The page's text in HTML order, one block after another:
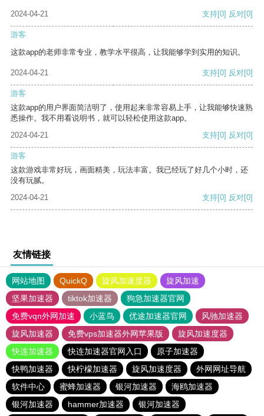
2024-04-21 支持[0] 反对[0]
游客
这款app的老师非常专业，教学水平很高，让我能够学到实用的知识。
2024-04-21 支持[0] 反对[0]
游客
这款app的用户界面简洁明了，使用起来非常容易上手，让我能够快速熟
悉操作。我不用看说明书，就可以轻松使用这款app。
2024-04-21
支持[0] 反对[0]
游客
这款游戏非常好玩，画面精美，玩法丰富。我已经玩了好几个小时，还
没有玩腻。
2024-04-21
支持[0] 反对[0]
友情链接
网站地图 QuickQ 旋风加速度器
旋风加速
坚果加速器
tiktok加速器
狗急加速器官网
免费vqn外网加速
小蓝鸟 优途加速器官网
风驰加速器
旋风加速器
免费vps加速器外网苹果版
旋风加速度器
快连加速器
快连加速器官网入口
原子加速器
快鸭加速器
快柠檬加速器 旋风加速度器
外网网址导航
软件中心
蜜蜂加速器 银河加速器
海鸥加速器
银河加速器
hammer加速器 银河加速器